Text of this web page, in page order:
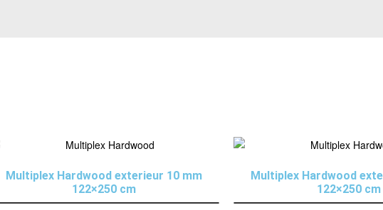
Multiplex Hardwood exterieur 10 mm
122×250 cm
Multiplex Hardwood
122×250 cm